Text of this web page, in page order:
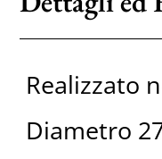
Realizzato
Diametro